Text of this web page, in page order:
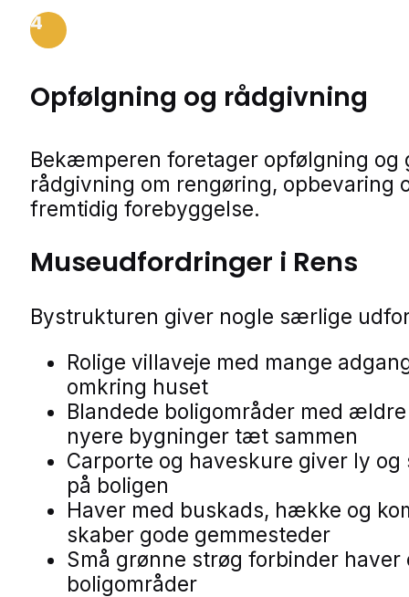
4
Opfølgning og rådgivning
Bekæmperen foretager opfølgning og
rådgivning om rengøring, opbevaring
fremtidig forebyggelse.
Museudfordringer i Rens
Bystrukturen giver nogle særlige
Rolige villaveje med mange
omkring huset
Blandede boligområder med
nyere bygninger tæt sammen
Carporte og haveskure giver ly
på boligen
Haver med buskads, hække og
skaber gode gemmesteder
Små grønne strøg forbinder haver
boligområder